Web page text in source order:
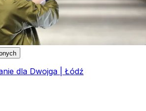
dla Dwojga | Łódź